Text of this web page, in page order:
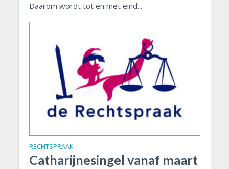
Daarom wordt tot en met eind...
RECHTSPRAAK
Catharijnesingel vanaf maart